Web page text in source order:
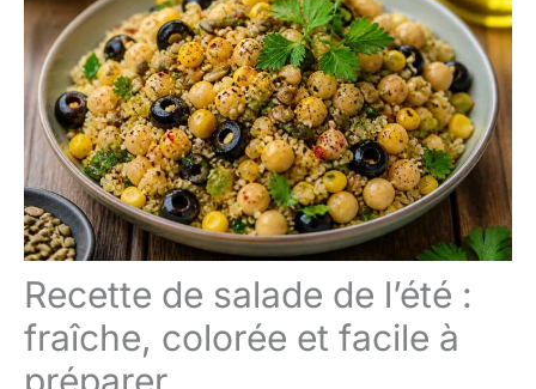
Recette de salade de l’été :
fraîche, colorée et facile à